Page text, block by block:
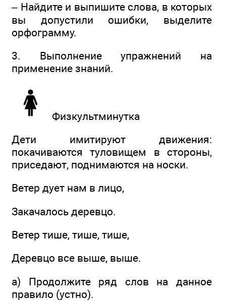
– Найдите и выпишите слова, в которых
вы допустили ошибки, выделите
орфограмму.
3. Выполнение упражнений на
применение знаний.
Физкультминутка
Дети имитируют движения:
покачиваются туловищем в стороны,
приседают, поднимаются на носки.
Ветер дует нам в лицо,
Закачалось деревцо.
Ветер тише, тише, тише,
Деревцо все выше, выше.
а) Продолжите ряд слов на данное
правило (устно).